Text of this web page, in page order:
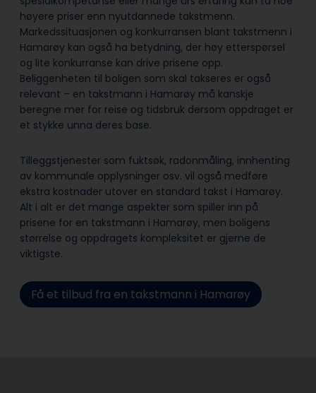
høyere priser enn nyutdannede takstmenn.
Markedssituasjonen og konkurransen blant takstmenn i
Hamarøy kan også ha betydning, der høy etterspørsel
og lite konkurranse kan drive prisene opp.
Beliggenheten til boligen som skal takseres er også
relevant – en takstmann i Hamarøy må kanskje
beregne mer for reise og tidsbruk dersom oppdraget er
et stykke unna deres base.
Tilleggstjenester som fuktsøk, radonmåling, innhenting
av kommunale opplysninger osv. vil også medføre
ekstra kostnader utover en standard takst i Hamarøy.
Alt i alt er det mange aspekter som spiller inn på
prisene for en takstmann i Hamarøy, men boligens
størrelse og oppdragets kompleksitet er gjerne de
viktigste.
Få et tilbud fra en takstmann i Hamarøy